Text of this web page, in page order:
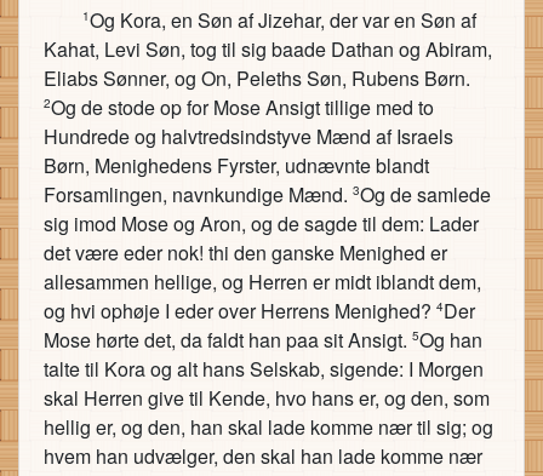
1Og Kora, en Søn af Jizehar, der var en Søn af
Kahat, Levi Søn, tog til sig baade Dathan og Abiram,
Eliabs Sønner, og On, Peleths Søn, Rubens Børn.
2Og de stode op for Mose Ansigt tillige med to
Hundrede og halvtredsindstyve Mænd af Israels
Børn, Menighedens Fyrster, udnævnte blandt
Forsamlingen, navnkundige Mænd. 3Og de samlede
sig imod Mose og Aron, og de sagde til dem: Lader
det være eder nok! thi den ganske Menighed er
allesammen hellige, og Herren er midt iblandt dem,
og hvi ophøje I eder over Herrens Menighed? 4Der
Mose hørte det, da faldt han paa sit Ansigt. 5Og han
talte til Kora og alt hans Selskab, sigende: I Morgen
skal Herren give til Kende, hvo hans er, og den, som
hellig er, og den, han skal lade komme nær til sig; og
hvem han udvælger, den skal han lade komme nær